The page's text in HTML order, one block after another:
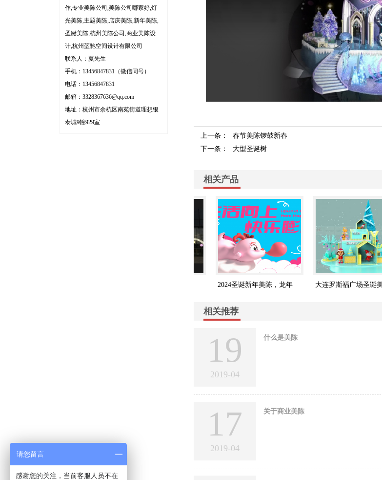
作,专业美陈公司,美陈公司哪家好,灯
光美陈,主题美陈,店庆美陈,新年美陈,
圣诞美陈,杭州美陈公司,商业美陈设
计,杭州堃驰空间设计有限公司
联系人：夏先生
手机：13456847831（微信同号）
电话：13456847831
邮箱： 3328367636@qq.com
地址：杭州市余杭区南苑街道理想银
泰城9幢929室
上一条：
春节美陈锣鼓新春
下一条： 大型圣诞树
相关产品
2024圣诞新年美陈，龙年 大连罗斯福广场圣诞美陈
相关推荐
19
2019-04
什么是美陈
17
2019-04
关于商业美陈
请您留言
感谢您的关注，当前客服人员不在